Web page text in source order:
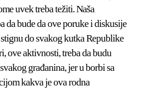
uvek treba težiti. Naša
da bude da ove poruke i diskusije
do svakog kutka Republike
ove aktivnosti, treba da budu
građanina, jer u borbi sa
kakva je ova rodna